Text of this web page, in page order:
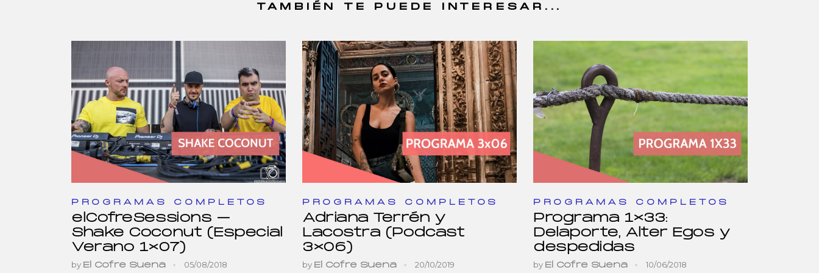
TAMBIÉN TE PUEDE INTERESAR...
PROGRAMAS COMPLETOS
elCofreSessions –
Shake Coconut (Especial
Verano 1×07)
by El Cofre Suena 05/08/2018
PROGRAMAS COMPLETOS
Adriana Terrén y
Lacostra (Podcast
3×06)
by El Cofre Suena 20/10/2019
PROGRAMAS COMPLETOS
Programa 1×33:
Delaporte, Alter Egos y
despedidas
by El Cofre Suena 10/06/2018